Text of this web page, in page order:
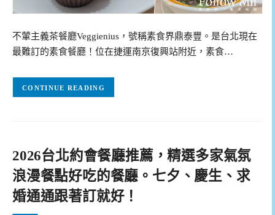
不葷主義茶餐廳Veggienius，號稱素食界鼎泰豐。是台北現在
最難訂的素食餐廳！位在捷運南京復興站附近，素食…
CONTINUE READING
2026台北約會餐廳推薦，精選多家氣氛
浪漫餐點好吃的餐廳。七夕、慶生、求
婚通通跟著訂就好！